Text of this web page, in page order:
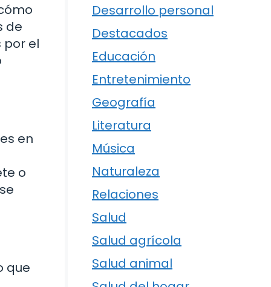
de
el
en
o
que
Desarrollo personal
Destacados
Educación
Entretenimiento
Geografía
Literatura
Música
Naturaleza
Relaciones
Salud
Salud agrícola
Salud animal